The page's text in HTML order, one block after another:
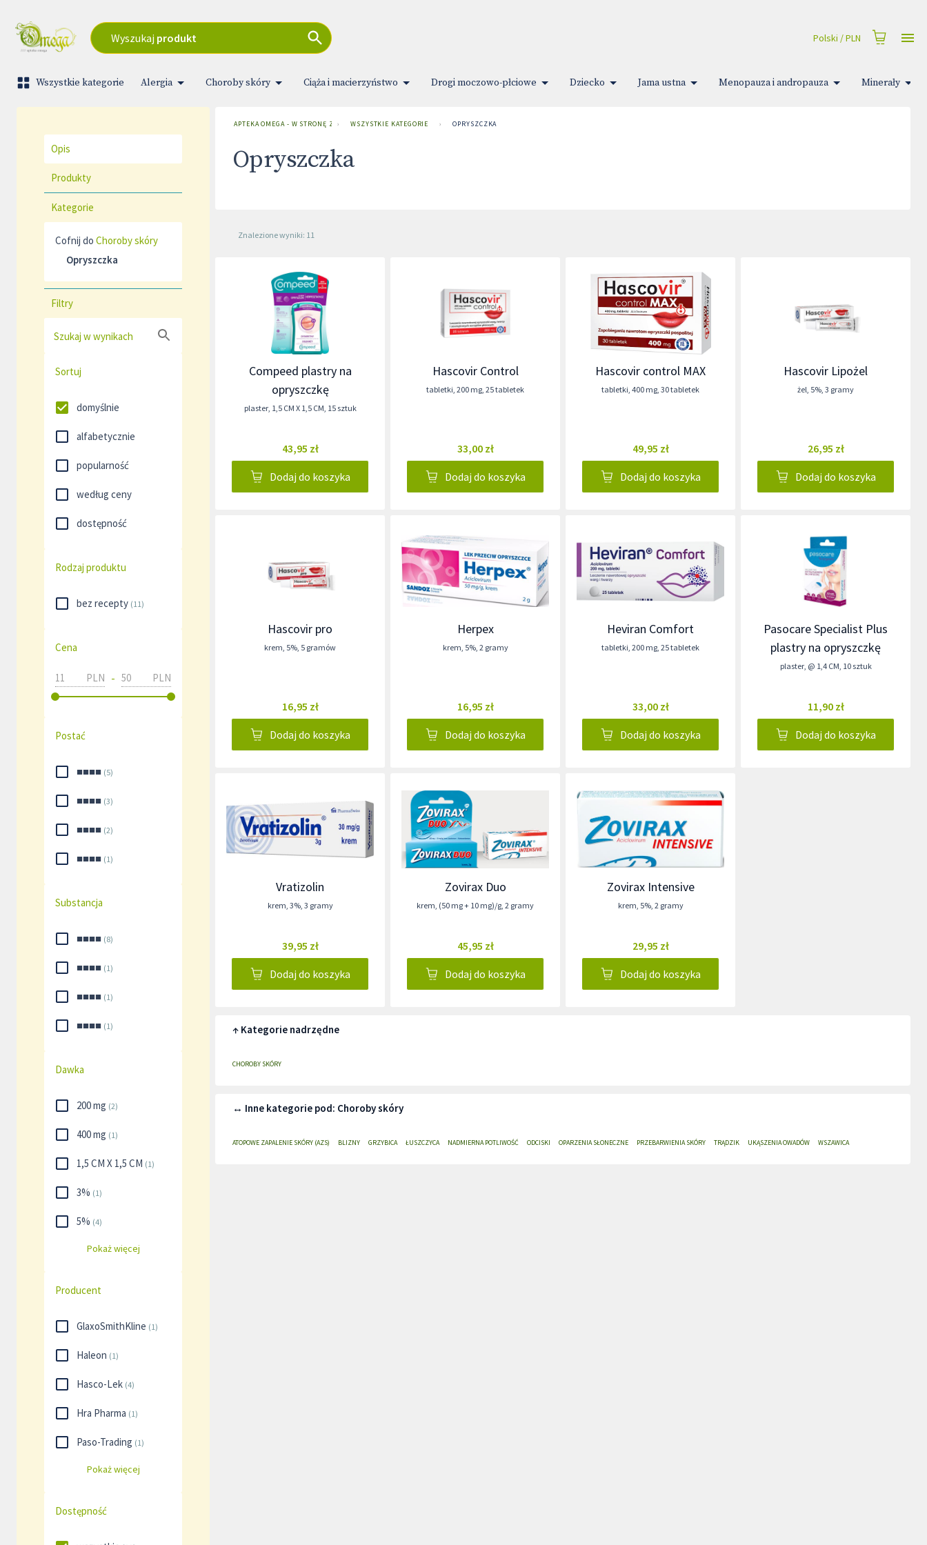
Wyszukaj produkt Polski /PLN
Wszystkie kategorie Alergia Choroby skóry Ciąża i macierzyństwo Drogi moczowo-płciowe Dziecko Jama ustna Menopauza i andropauza Minerały
Opis
Produkty
Kategorie
Cofnij do Choroby skóry
Opryszczka
Filtry
Szukaj w wynikach
Sortuj
domyślnie
alfabetycznie
popularność
według ceny
dostępność
Rodzaj produktu
bez recepty (11)
Cena
PLN - PLN
Postać
■■■■ (5)
■■■■ (3)
■■■■ (2)
■■■■ (1)
Substancja
■■■■ (8)
■■■■ (1)
■■■■ (1)
■■■■ (1)
Dawka
200 mg (2)
400 mg (1)
1,5 CM X 1,5 CM (1)
3% (1)
5% (4)
Pokaż więcej
Producent
GlaxoSmithKline (1)
Haleon (1)
Hasco-Lek (4)
Hra Pharma (1)
Paso-Trading (1)
Pokaż więcej
Dostępność
APTEKA OMEGA - W STRONĘ ZDROWIA
› WSZYSTKIE KATEGORIE › OPRYSZCZKA
Opryszczka
Znalezione wyniki: 11
Compeed plastry na
opryszczkę
plaster, 1,5 CM X 1,5 CM, 15 sztuk
43,95 zł
Dodaj do koszyka
Hascovir Control
tabletki, 200 mg, 25 tabletek
33,00 zł
Dodaj do koszyka
Hascovir control MAX
tabletki, 400 mg, 30 tabletek
49,95 zł
Dodaj do koszyka
Hascovir Lipożel
żel, 5%, 3 gramy
26,95 zł
Dodaj do koszyka
Hascovir pro
krem, 5%, 5 gramów
16,95 zł
Dodaj do koszyka
Herpex
krem, 5%, 2 gramy
16,95 zł
Dodaj do koszyka
Heviran Comfort
tabletki, 200 mg, 25 tabletek
33,00 zł
Dodaj do koszyka
Pasocare Specialist Plus
plastry na opryszczkę
plaster, @ 1,4 CM, 10 sztuk
11,90 zł
Dodaj do koszyka
Vratizolin
krem, 3%, 3 gramy
39,95 zł
Dodaj do koszyka
Zovirax Duo
krem, (50 mg + 10 mg)/g, 2 gramy
45,95 zł
Dodaj do koszyka
Zovirax Intensive
krem, 5%, 2 gramy
29,95 zł
Dodaj do koszyka
↑ Kategorie nadrzędne
CHOROBY SKÓRY
↔ Inne kategorie pod: Choroby skóry
ATOPOWE ZAPALENIE SKÓRY (AZS) BLIZNY GRZYBICA ŁUSZCZYCA NADMIERNA POTLIWOŚĆ ODCISKI OPARZENIA SŁONECZNE PRZEBARWIENIA SKÓRY TRĄDZIK UKĄSZENIA OWADÓW WSZAWICA